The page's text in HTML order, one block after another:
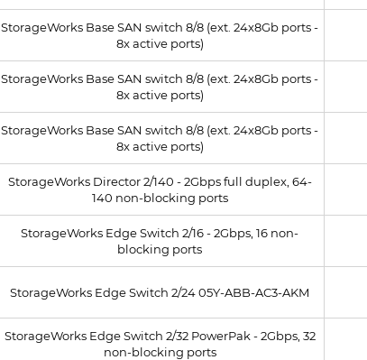
StorageWorks Base SAN switch 8/8 (ext. 24x8Gb ports -
8x active ports)
StorageWorks Base SAN switch 8/8 (ext. 24x8Gb ports -
8x active ports)
StorageWorks Base SAN switch 8/8 (ext. 24x8Gb ports -
8x active ports)
StorageWorks Director 2/140 - 2Gbps full duplex, 64-
140 non-blocking ports
StorageWorks Edge Switch 2/16 - 2Gbps, 16 non-
blocking ports
StorageWorks Edge Switch 2/24 05Y-ABB-AC3-AKM
StorageWorks Edge Switch 2/32 PowerPak - 2Gbps, 32
non-blocking ports